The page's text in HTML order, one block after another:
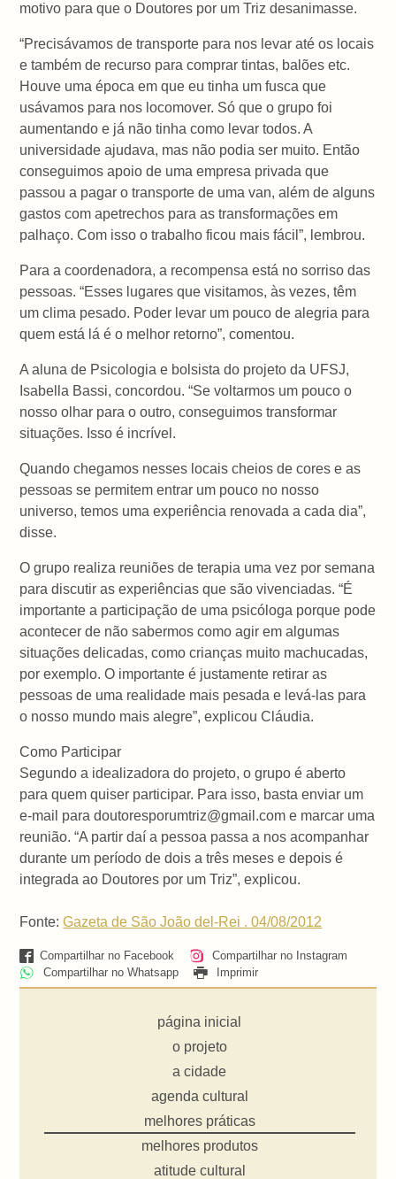
motivo para que o Doutores por um Triz desanimasse.
“Precisávamos de transporte para nos levar até os locais
e também de recurso para comprar tintas, balões etc.
Houve uma época em que eu tinha um fusca que
usávamos para nos locomover. Só que o grupo foi
aumentando e já não tinha como levar todos. A
universidade ajudava, mas não podia ser muito. Então
conseguimos apoio de uma empresa privada que
passou a pagar o transporte de uma van, além de alguns
gastos com apetrechos para as transformações em
palhaço. Com isso o trabalho ficou mais fácil”, lembrou.
Para a coordenadora, a recompensa está no sorriso das
pessoas. “Esses lugares que visitamos, às vezes, têm
um clima pesado. Poder levar um pouco de alegria para
quem está lá é o melhor retorno”, comentou.
A aluna de Psicologia e bolsista do projeto da UFSJ,
Isabella Bassi, concordou. “Se voltarmos um pouco o
nosso olhar para o outro, conseguimos transformar
situações. Isso é incrível.
Quando chegamos nesses locais cheios de cores e as
pessoas se permitem entrar um pouco no nosso
universo, temos uma experiência renovada a cada dia”,
disse.
O grupo realiza reuniões de terapia uma vez por semana
para discutir as experiências que são vivenciadas. “É
importante a participação de uma psicóloga porque pode
acontecer de não sabermos como agir em algumas
situações delicadas, como crianças muito machucadas,
por exemplo. O importante é justamente retirar as
pessoas de uma realidade mais pesada e levá-las para
o nosso mundo mais alegre”, explicou Cláudia.
Como Participar
Segundo a idealizadora do projeto, o grupo é aberto
para quem quiser participar. Para isso, basta enviar um
e-mail para doutoresporumtriz@gmail.com e marcar uma
reunião. “A partir daí a pessoa passa a nos acompanhar
durante um período de dois a três meses e depois é
integrada ao Doutores por um Triz”, explicou.
Fonte:Gazeta de São João del-Rei . 04/08/2012
Compartilhar no Facebook
Compartilhar no Instagram
Compartilhar no Whatsapp
Imprimir
página inicial
o projeto
a cidade
agenda cultural
melhores práticas
melhores produtos
atitude cultural